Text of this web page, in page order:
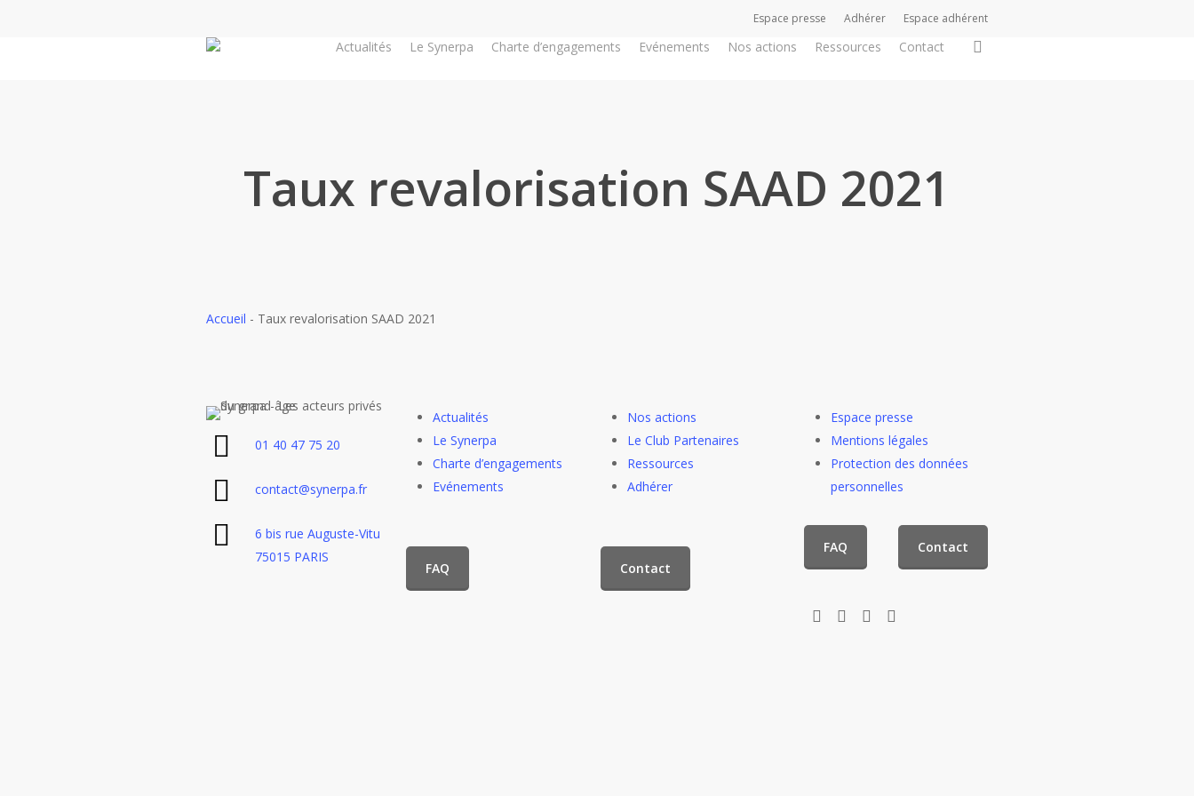
Espace presse Adhérer Espace adhérent
Actualités Le Synerpa Charte d’engagements Evénements Nos actions Ressources Contact
Taux revalorisation SAAD 2021
Accueil - Taux revalorisation SAAD 2021
01 40 47 75 20
contact@synerpa.fr
6 bis rue Auguste-Vitu
75015 PARIS
Actualités
Le Synerpa
Charte d’engagements
Evénements
Nos actions
Le Club Partenaires
Ressources
Adhérer
FAQ Contact
Espace presse
Mentions légales
Protection des données
personnelles
FAQ Contact